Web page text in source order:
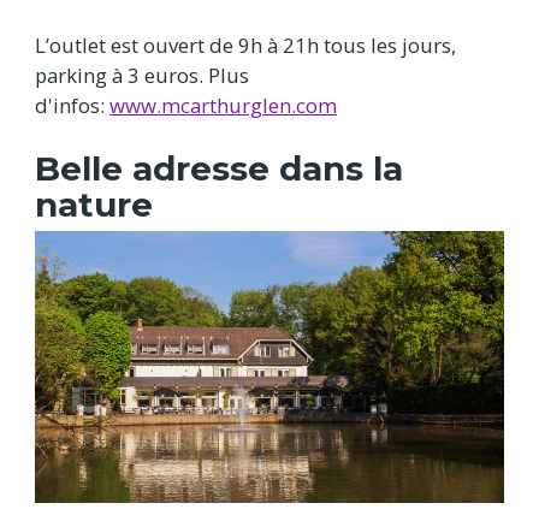
L’outlet est ouvert de 9h à 21h tous les jours,
parking à 3 euros. Plus
d'infos: www.mcarthurglen.com
Belle adresse dans la
nature